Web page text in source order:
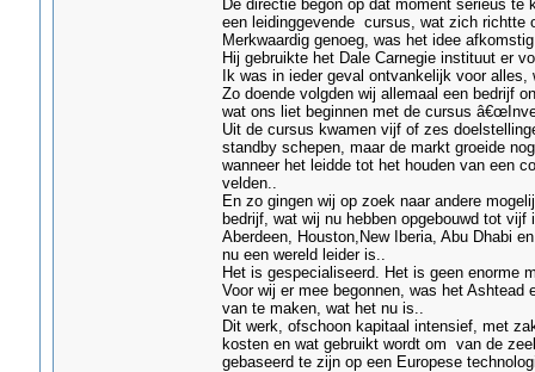
De directie begon op dat moment serieus te
een leidinggevende cursus, wat zich richtte
Merkwaardig genoeg, was het idee
Hij gebruikte het Dale Carnegie instituut er
Ik was in ieder geval ontvankelijk voor
Zo doende volgden wij allemaal een bedrijf
wat ons liet beginnen met de cursus
Uit de cursus kwamen vijf of zes
standby schepen, maar de markt groeide
wanneer het leidde tot het houden van een
velden..
En zo gingen wij op zoek naar andere
bedrijf, wat wij nu hebben opgebouwd tot
Aberdeen, Houston,New Iberia, Abu Dhabi
nu een wereld leider is..
Het is gespecialiseerd. Het is geen enorme
Voor wij er mee begonnen, was het
van te maken, wat het nu is..
Dit werk, ofschoon kapitaal intensief, met
kosten en wat gebruikt wordt om van de
gebaseerd te zijn op een Europese